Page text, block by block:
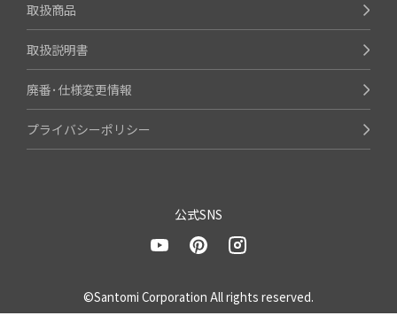
取扱商品
取扱説明書
廃番･仕様変更情報
プライバシーポリシー
公式SNS
©Santomi Corporation All rights reserved.